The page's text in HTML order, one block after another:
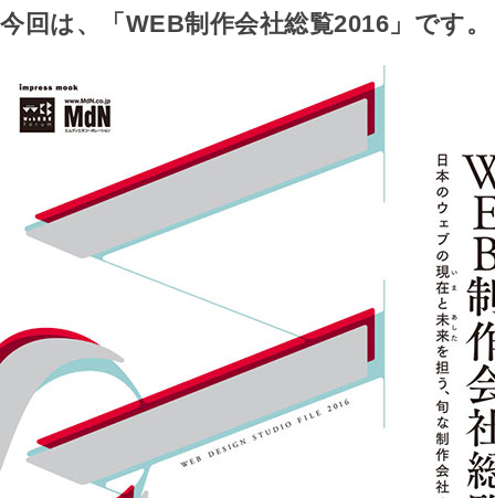
今回は、「WEB制作会社総覧2016」です。